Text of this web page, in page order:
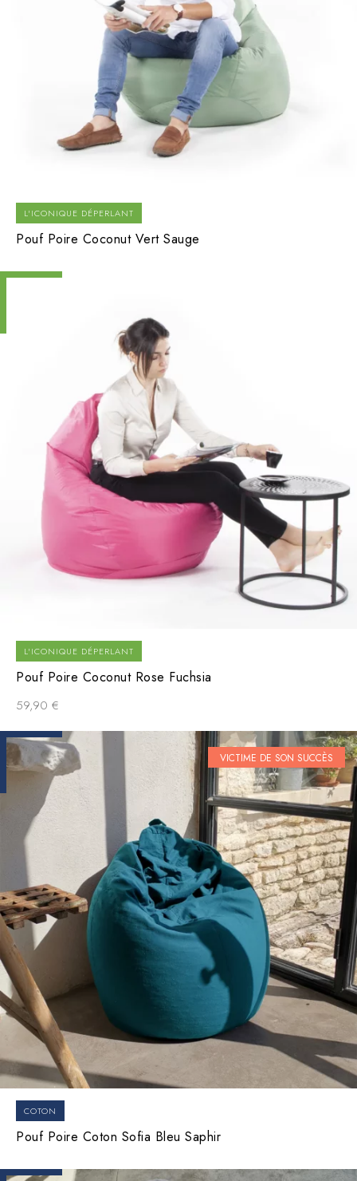
L'ICONIQUE DÉPERLANT
Pouf Poire Coconut Vert Sauge
L'ICONIQUE DÉPERLANT
Pouf Poire Coconut Rose Fuchsia
59,90 €
COTON
Pouf Poire Coton Sofia Bleu Saphir
VICTIME DE SON SUCCÈS